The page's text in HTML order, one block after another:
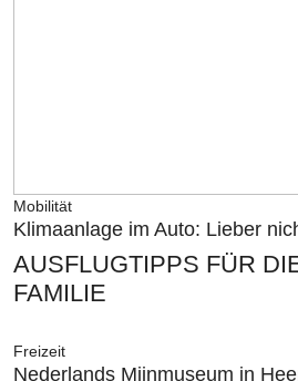
Mobilität
Klimaanlage im Auto: Lieber
AUSFLUGTIPPS FÜR
FAMILIE
Freizeit
Nederlands Mijnmuseum in